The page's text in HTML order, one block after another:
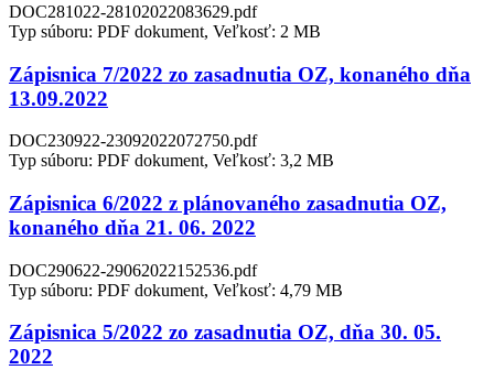
DOC281022-28102022083629.pdf
Typ súboru: PDF dokument, Veľkosť: 2 MB
Zápisnica 7/2022 zo zasadnutia OZ, konaného dňa
13.09.2022
DOC230922-23092022072750.pdf
Typ súboru: PDF dokument, Veľkosť: 3,2 MB
Zápisnica 6/2022 z plánovaného zasadnutia OZ,
konaného dňa 21. 06. 2022
DOC290622-29062022152536.pdf
Typ súboru: PDF dokument, Veľkosť: 4,79 MB
Zápisnica 5/2022 zo zasadnutia OZ, dňa 30. 05.
2022